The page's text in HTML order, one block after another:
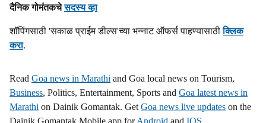
दैनिक गोमंतकचेसदस्य व्हा
शॉपिंगसाठी 'सकाळ प्राईम डील्स'च्या भन्नाट ऑफर्स पाहण्यासाठीक्लिक
करा.
Read Goa news in Marathi and Goa local news on Tourism,
Business, Politics, Entertainment, Sports and Goa latest news in
Marathi on Dainik Gomantak. Get Goa news live updates on the
Dainik Gomantak Mobile app forAndroid and IOS.